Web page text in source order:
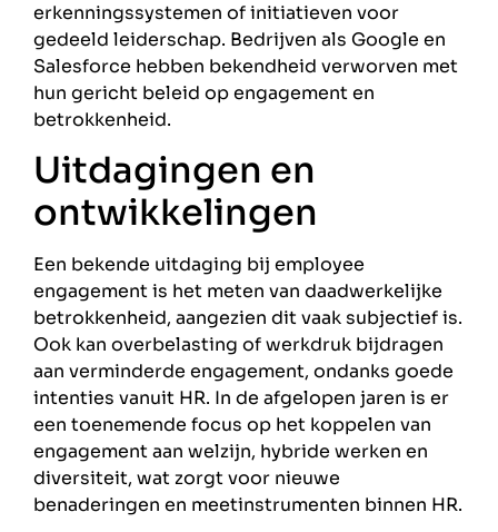
erkenningssystemen of initiatieven voor
gedeeld leiderschap. Bedrijven als Google en
Salesforce hebben bekendheid verworven met
hun gericht beleid op engagement en
betrokkenheid.
Uitdagingen en
ontwikkelingen
Een bekende uitdaging bij employee
engagement is het meten van daadwerkelijke
betrokkenheid, aangezien dit vaak subjectief is.
Ook kan overbelasting of werkdruk bijdragen
aan verminderde engagement, ondanks goede
intenties vanuit HR. In de afgelopen jaren is er
een toenemende focus op het koppelen van
engagement aan welzijn, hybride werken en
diversiteit, wat zorgt voor nieuwe
benaderingen en meetinstrumenten binnen HR.